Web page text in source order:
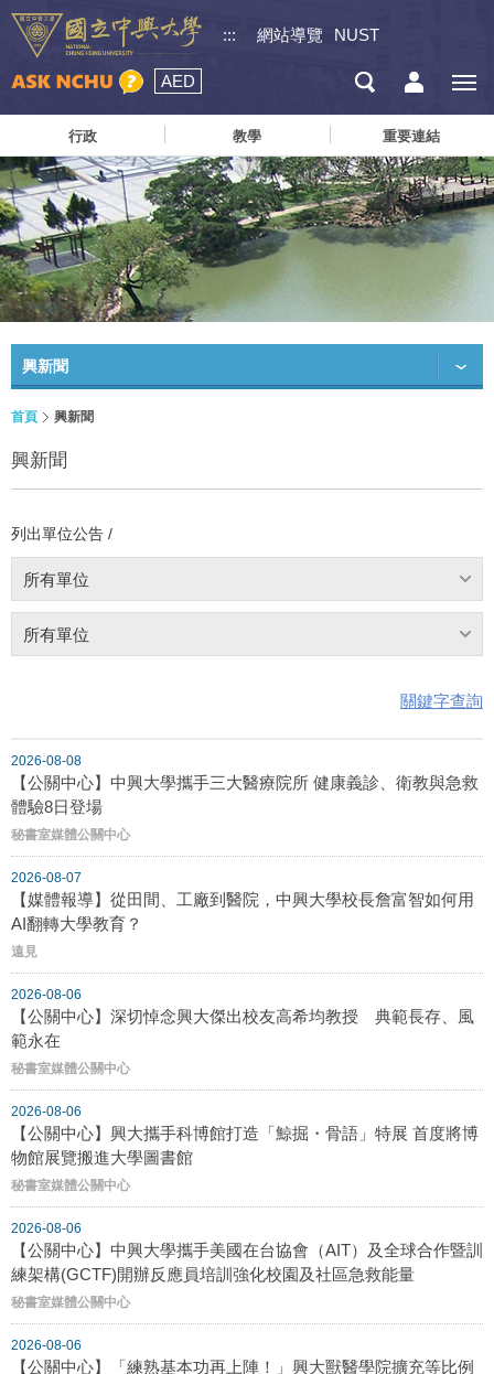
::: 網站導覽 NUST
AED
行政 教學 重要連結
興新聞
首頁 興新聞
興新聞
列出單位公告 /
所有單位
所有單位
關鍵字查詢
2026-08-08
【公關中心】中興大學攜手三大醫療院所 健康義診、衛教與急救
體驗8日登場
秘書室媒體公關中心
2026-08-07
【媒體報導】從田間、工廠到醫院，中興大學校長詹富智如何用
AI翻轉大學教育？
遠見
2026-08-06
【公關中心】深切悼念興大傑出校友高希均教授 典範長存、風
範永在
秘書室媒體公關中心
2026-08-06
【公關中心】興大攜手科博館打造「鯨掘・骨語」特展 首度將博
物館展覽搬進大學圖書館
秘書室媒體公關中心
2026-08-06
【公關中心】中興大學攜手美國在台協會（AIT）及全球合作暨訓
練架構(GCTF)開辦反應員培訓強化校園及社區急救能量
秘書室媒體公關中心
2026-08-06
【公關中心】「練熟基本功再上陣！」興大獸醫學院擴充等比例